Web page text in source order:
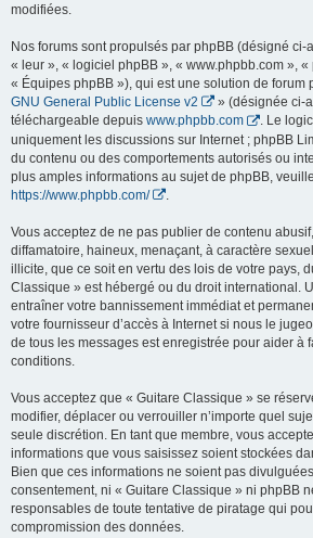
modifiées.
Nos forums sont propulsés par phpBB (désigné ci-
« leur », « logiciel phpBB », « www.phpbb.com »,
« Équipes phpBB »), qui est une solution de forum
GNU General Public License v2
» (désignée ci-
téléchargeable depuis www.phpbb.com
. Le
uniquement les discussions sur Internet ; phpBB
du contenu ou des comportements autorisés ou
plus amples informations au sujet de phpBB,
https://www.phpbb.com/
Vous acceptez de ne pas publier de contenu
diffamatoire, haineux, menaçant, à caractère
illicite, que ce soit en vertu des lois de votre pays,
Classique » est hébergé ou du droit international.
entraîner votre bannissement immédiat et
votre fournisseur d’accès à Internet si nous le
de tous les messages est enregistrée pour aider à
conditions.
Vous acceptez que « Guitare Classique » se
modifier, déplacer ou verrouiller n’importe quel
seule discrétion. En tant que membre, vous
informations que vous saisissez soient stockées
Bien que ces informations ne soient pas
consentement, ni « Guitare Classique » ni phpBB
responsables de toute tentative de piratage qui
compromission des données.